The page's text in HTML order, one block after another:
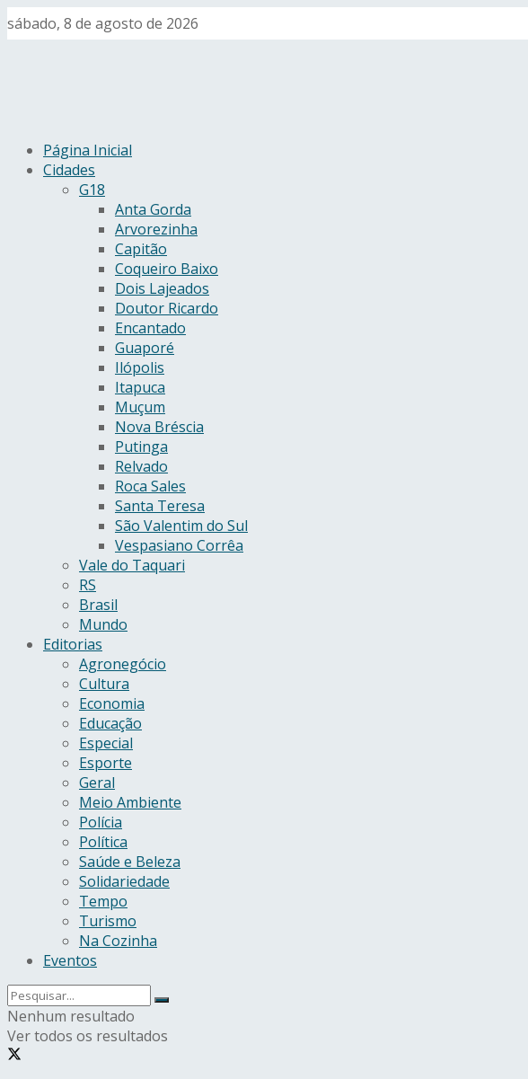
sábado, 8 de agosto de 2026
Página Inicial
Cidades
G18
Anta Gorda
Arvorezinha
Capitão
Coqueiro Baixo
Dois Lajeados
Doutor Ricardo
Encantado
Guaporé
Ilópolis
Itapuca
Muçum
Nova Bréscia
Putinga
Relvado
Roca Sales
Santa Teresa
São Valentim do Sul
Vespasiano Corrêa
Vale do Taquari
RS
Brasil
Mundo
Editorias
Agronegócio
Cultura
Economia
Educação
Especial
Esporte
Geral
Meio Ambiente
Polícia
Política
Saúde e Beleza
Solidariedade
Tempo
Turismo
Na Cozinha
Eventos
Nenhum resultado
Ver todos os resultados